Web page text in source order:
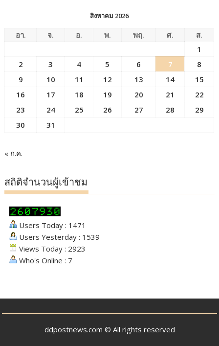
สิงหาคม 2026
อา. จ. อ. พ. พฤ. ศ.
ส.
1
2
3 4 5 6 7
8
9
10 11 12 13 14
15
16
17 18 19 20 21
22
23
24 25 26 27 28
29
30
31
« ก.ค.
สถิติจำนวนผู้เข้าชม
Users Today : 1471
Users Yesterday : 1539
Views Today : 2923
Who's Online : 7
ddpostnews.com © All rights reserved